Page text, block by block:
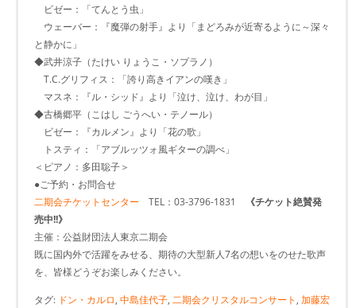
ビゼー：「てんとう虫」
ウェーバー：『魔弾の射手』より「まどろみが近寄るように～深々
と静かに」
◆武井涼子（たけい りょうこ・ソプラノ）
T.C.グリフィス：「誇り高きイアンの嘆き」
マスネ：『ル・シッド』より「泣け、泣け、わが目」
◆古橋郷平（こはし ごうへい・テノール）
ビゼー：『カルメン』より「花の歌」
トスティ：「アブルッツォ風ギターの調べ」
＜ピアノ：多田聡子＞
●ご予約・お問合せ
二期会チケットセンター TEL：03-3796-1831
《チケット絶賛発
売中!!》
主催：公益財団法人東京二期会
既に国内外で活躍をみせる、期待の大型新人7名の想いをのせた歌声
を、皆様どうぞお楽しみください。
タグ: ドン・カルロ, 中島佳代子, 二期会クリスタルコンサート , 加藤宏